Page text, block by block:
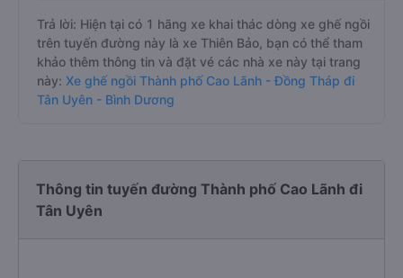
Trả lời: Hiện tại có 1 hãng xe khai thác dòng xe ghế ngồi
trên tuyến đường này là xe Thiên Bảo, bạn có thể tham
khảo thêm thông tin và đặt vé các nhà xe này tại trang
này: Xe ghế ngồi Thành phố Cao Lãnh - Đồng Tháp đi
Tân Uyên - Bình Dương
Thông tin tuyến đường Thành phố Cao Lãnh đi
Tân Uyên